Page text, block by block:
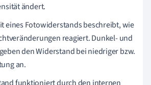
ändert.
eines Fotowiderstands beschreibt, wie
reagiert. Dunkel- und
den Widerstand bei niedriger bzw.
an.
funktioniert durch den internen